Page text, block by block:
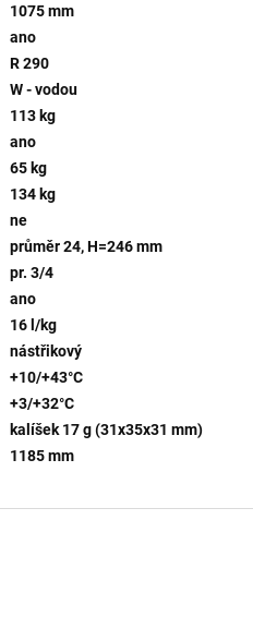
1075 mm
ano
R 290
W - vodou
113 kg
ano
65 kg
134 kg
ne
průměr 24, H=246 mm
pr. 3/4
ano
16 l/kg
nástřikový
+10/+43°C
+3/+32°C
kalíšek 17 g (31x35x31 mm)
1185 mm